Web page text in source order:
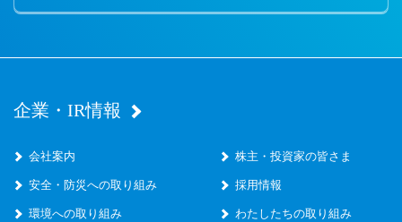
企業・IR情報
会社案内 株主・投資家の皆さま
安全・防災への取り組み 採用情報
環境への取り組み わたしたちの取り組み